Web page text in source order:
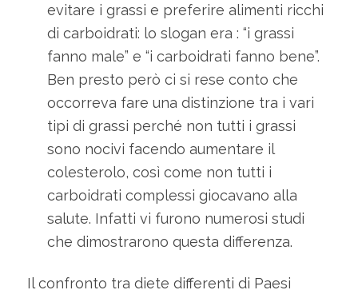
evitare i grassi e preferire alimenti ricchi
di carboidrati: lo slogan era : “i grassi
fanno male” e “i carboidrati fanno bene”.
Ben presto però ci si rese conto che
occorreva fare una distinzione tra i vari
tipi di grassi perché non tutti i grassi
sono nocivi facendo aumentare il
colesterolo, così come non tutti i
carboidrati complessi giocavano alla
salute. Infatti vi furono numerosi studi
che dimostrarono questa differenza.
Il confronto tra diete differenti di Paesi